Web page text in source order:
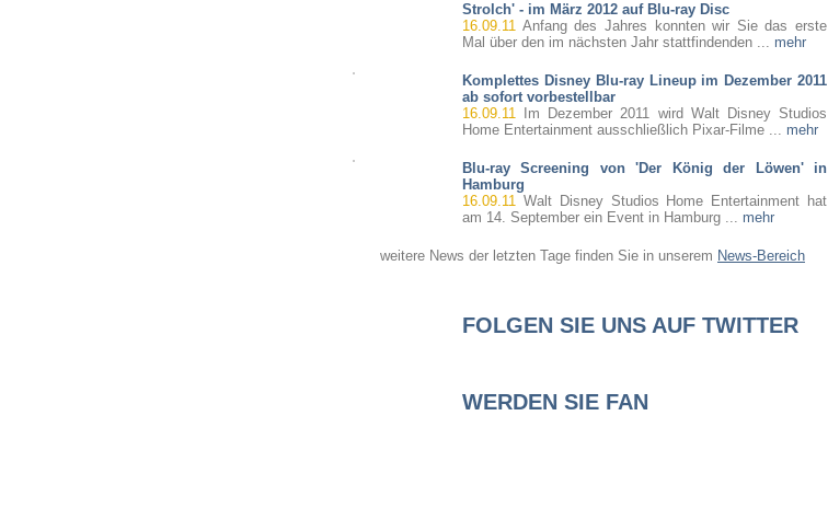
Strolch' - im März 2012 auf Blu-ray Disc
16.09.11 Anfang des Jahres konnten wir Sie das erste
Mal über den im nächsten Jahr stattfindenden ... mehr
Komplettes Disney Blu-ray Lineup im Dezember 2011
ab sofort vorbestellbar
16.09.11 Im Dezember 2011 wird Walt Disney Studios
Home Entertainment ausschließlich Pixar-Filme ... mehr
Blu-ray Screening von 'Der König der Löwen' in
Hamburg
16.09.11 Walt Disney Studios Home Entertainment hat
am 14. September ein Event in Hamburg ... mehr
weitere News der letzten Tage finden Sie in unserem News-Bereich
FOLGEN SIE UNS AUF TWITTER
WERDEN SIE FAN